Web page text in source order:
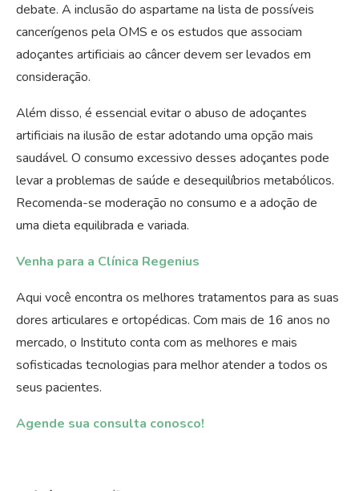
debate. A inclusão do aspartame na lista de possíveis
cancerígenos pela OMS e os estudos que associam
adoçantes artificiais ao câncer devem ser levados em
consideração.
Além disso, é essencial evitar o abuso de adoçantes
artificiais na ilusão de estar adotando uma opção mais
saudável. O consumo excessivo desses adoçantes pode
levar a problemas de saúde e desequilíbrios metabólicos.
Recomenda-se moderação no consumo e a adoção de
uma dieta equilibrada e variada.
Venha para a Clínica Regenius
Aqui você encontra os melhores tratamentos para as suas
dores articulares e ortopédicas. Com mais de 16 anos no
mercado, o Instituto conta com as melhores e mais
sofisticadas tecnologias para melhor atender a todos os
seus pacientes.
Agende sua consulta conosco!